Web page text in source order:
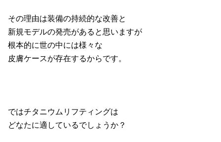
その理由は装備の持続的な改善と
新規モデルの発売があると思いますが
根本的に世の中には様々な
皮膚ケースが存在するからです。
ではチタニウムリフティングは
どなたに適しているでしょうか？